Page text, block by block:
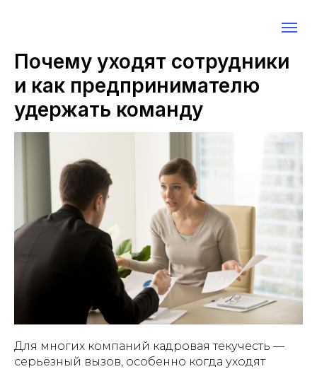
Почему уходят сотрудники
и как предпринимателю
удержать команду
Для многих компаний кадровая текучесть —
серьёзный вызов, особенно когда уходят